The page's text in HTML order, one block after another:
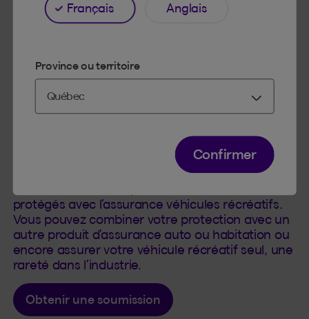
Assurances véhicules récréatifs
Profitez du grand air en toute sécurité! Votre
véhicule et votre responsabilité civile sont
protégés avec l’assurance véhicules récréatifs.
Vous pouvez combiner votre protection avec un
autre produit d’assurance auto ou habitation ou
encore assurer votre véhicule récréatif seul, une
rareté dans l’industrie.
Obtenir une soumission
Français Anglais
Province ou territoire
Confirmer